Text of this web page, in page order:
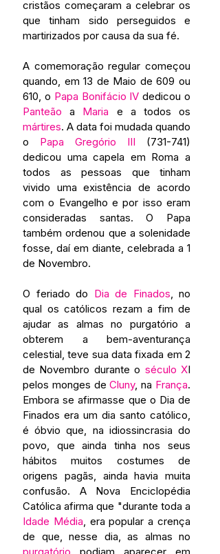
cristãos começaram a celebrar os
que tinham sido perseguidos e
martirizados por causa da sua fé.
A comemoração regular começou
quando, em 13 de Maio de 609 ou
610, o Papa Bonifácio IV
Panteão a Maria
mártires. A data foi mudada quando
o Papa Gregório III (731-741)
dedicou uma capela em Roma a
todos as pessoas que tinham
vivido uma existência de acordo
com o Evangelho e por isso eram
consideradas santas. O Papa
também ordenou que a solenidade
fosse, daí em diante, celebrada a 1
de Novembro.
O feriado do Dia de Finados , no
qual os católicos rezam a fim de
ajudar as almas no purgatório a
obterem a bem-aventurança
celestial, teve sua data fixada em 2
de Novembro durante o século XI
pelos monges de Cluny, na França.
Embora se afirmasse que o Dia de
Finados era um dia santo católico,
é óbvio que, na idiossincrasia do
povo, que ainda tinha nos seus
hábitos muitos costumes de
origens pagãs, ainda havia muita
confusão. A Nova Enciclopédia
Idade Média , era popular a crença
purgatório podiam aparecer em